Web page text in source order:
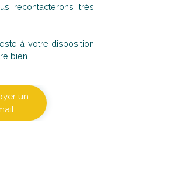
recontacterons très
à votre disposition
bien.
un